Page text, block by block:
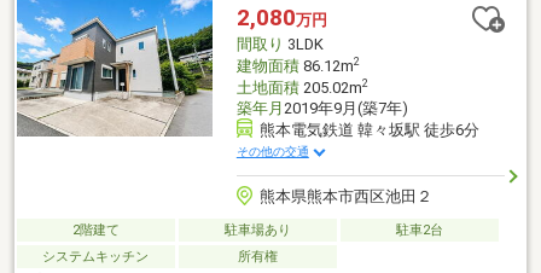
後の対応お引渡し後のリフォームもお任せ！将来的な売却・賃貸
等の運用をサポート！
2,080万円
間取り 3LDK
建物面積86.12m2
土地面積205.02m2
築年月 2019年9月(築7年)
熊本電気鉄道 韓々坂駅 徒歩6分
その他の交通
熊本県熊本市西区池田２
2階建て 駐車場あり
駐車2台
システムキッチン
所有権